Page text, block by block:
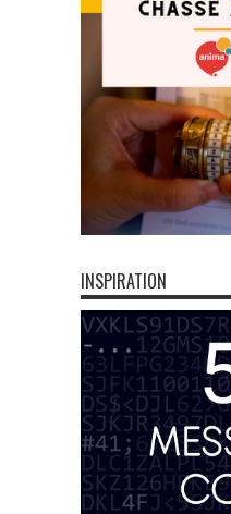
INSPIRATION